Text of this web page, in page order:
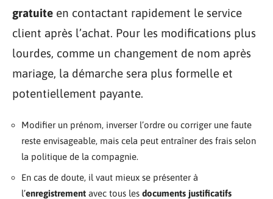
gratuite en contactant rapidement le service
client après l’achat. Pour les modifications plus
lourdes, comme un changement de nom après
mariage, la démarche sera plus formelle et
potentiellement payante.
Modifier un prénom, inverser l’ordre ou corriger une faute
reste envisageable, mais cela peut entraîner des frais selon
la politique de la compagnie.
En cas de doute, il vaut mieux se présenter à
l’enregistrement avec tous les documents justificatifs